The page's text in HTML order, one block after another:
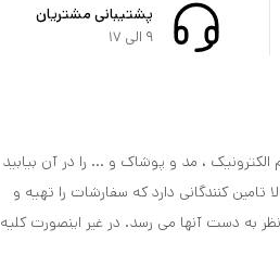
پشتیبانی مشتریان
۹ الی ۱۷
الکترونیک ، مد و پوشاک و ... را در آن بیابید
کنندگانی دارد که سفارشات را تهیه و
به دست آنها می رسد. در غیر اینصورت کلیه